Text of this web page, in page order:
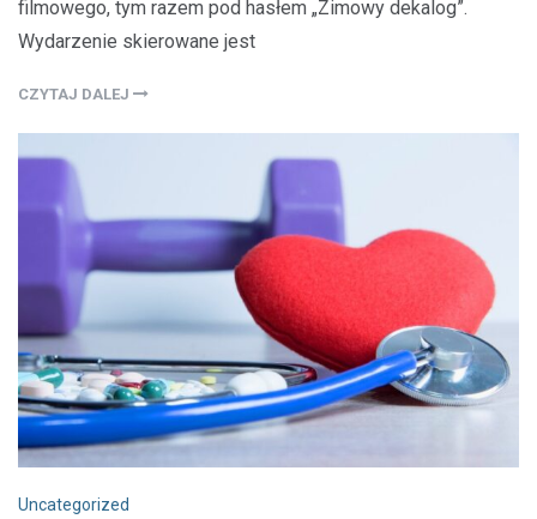
filmowego, tym razem pod hasłem „Zimowy dekalog”.
Wydarzenie skierowane jest
CZYTAJ DALEJ
Uncategorized